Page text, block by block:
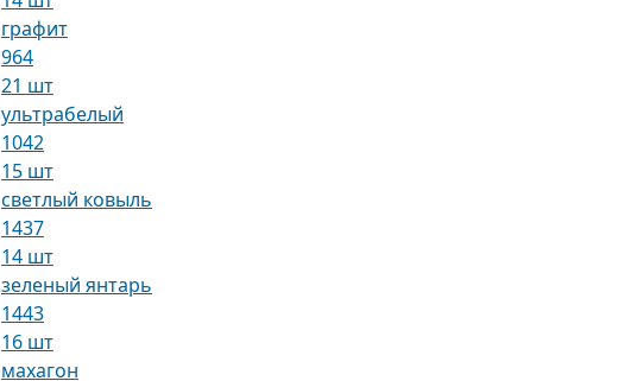
графит
964
21 шт
ультрабелый
1042
15 шт
светлый ковыль
1437
14 шт
зеленый янтарь
1443
16 шт
махагон